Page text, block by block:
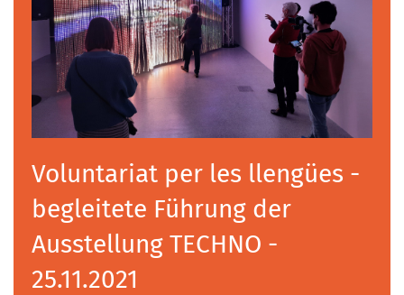
Voluntariat per les llengües -
begleitete Führung der
Ausstellung TECHNO -
25.11.2021